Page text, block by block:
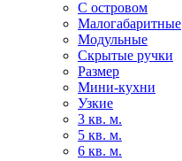
С островом
Малогабаритные
Модульные
Скрытые ручки
Размер
Мини-кухни
Узкие
3 кв. м.
5 кв. м.
6 кв. м.